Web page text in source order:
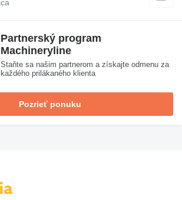
Partnerský program
Machineryline
Staňte sa našim partnerom a získajte odmenu za
každého prilákaného klienta
Pozrieť ponuku